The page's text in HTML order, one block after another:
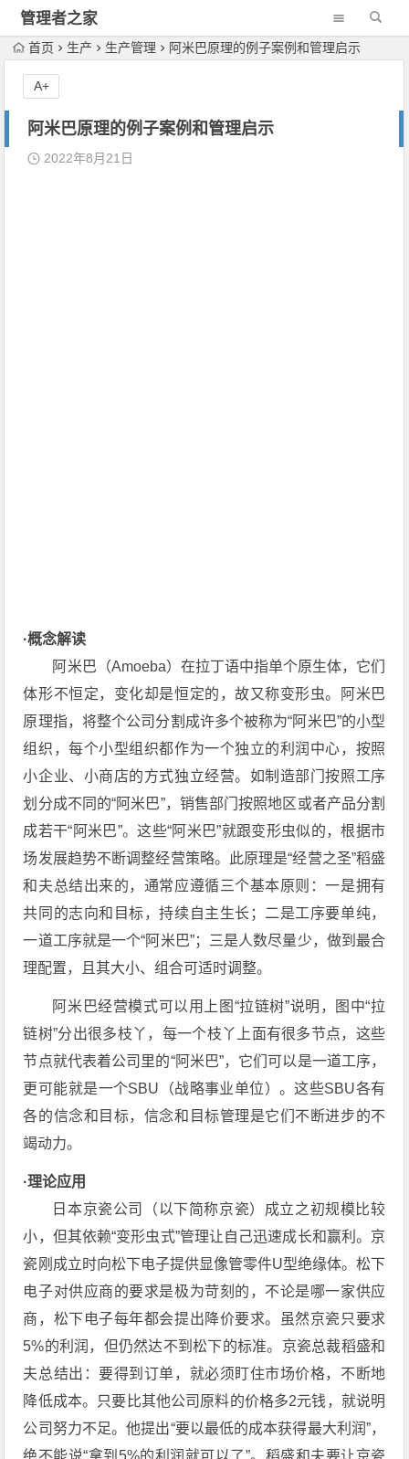
管理者之家
首页 生产 生产管理 阿米巴原理的例子案例和管理启示
阿米巴原理的例子案例和管理启示
2022年8月21日
·概念解读
阿米巴（Amoeba）在拉丁语中指单个原生体，它们
体形不恒定，变化却是恒定的，故又称变形虫。阿米巴
原理指，将整个公司分割成许多个被称为“阿米巴”的小型
组织，每个小型组织都作为一个独立的利润中心，按照
小企业、小商店的方式独立经营。如制造部门按照工序
划分成不同的“阿米巴”，销售部门按照地区或者产品分割
成若干“阿米巴”。这些“阿米巴”就跟变形虫似的，根据市
场发展趋势不断调整经营策略。此原理是“经营之圣”稻盛
和夫总结出来的，通常应遵循三个基本原则：一是拥有
共同的志向和目标，持续自主生长；二是工序要单纯，
一道工序就是一个“阿米巴”；三是人数尽量少，做到最合
理配置，且其大小、组合可适时调整。
阿米巴经营模式可以用上图“拉链树”说明，图中“拉
链树”分出很多枝丫，每一个枝丫上面有很多节点，这些
节点就代表着公司里的“阿米巴”，它们可以是一道工序，
更可能就是一个SBU（战略事业单位）。这些SBU各有
各的信念和目标，信念和目标管理是它们不断进步的不
竭动力。
·理论应用
日本京瓷公司（以下简称京瓷）成立之初规模比较
小，但其依赖“变形虫式”管理让自己迅速成长和赢利。京
瓷刚成立时向松下电子提供显像管零件U型绝缘体。松下
电子对供应商的要求是极为苛刻的，不论是哪一家供应
商，松下电子每年都会提出降价要求。虽然京瓷只要求
5%的利润，但仍然达不到松下的标准。京瓷总裁稻盛和
夫总结出：要得到订单，就必须盯住市场价格，不断地
降低成本。只要比其他公司原料的价格多2元钱，就说明
公司努力不足。他提出“要以最低的成本获得最大利润”，
绝不能说“拿到5%的利润就可以了”。稻盛和夫要让京瓷
A+